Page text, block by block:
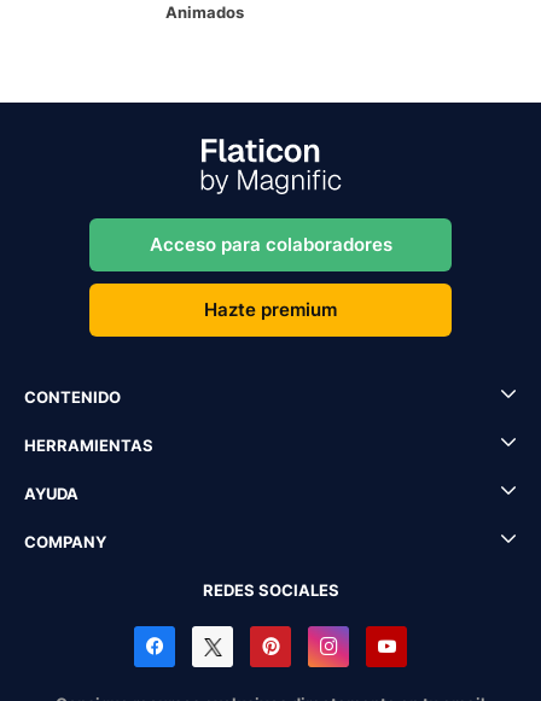
Animados
Acceso para colaboradores
Hazte premium
CONTENIDO
HERRAMIENTAS
AYUDA
COMPANY
REDES SOCIALES